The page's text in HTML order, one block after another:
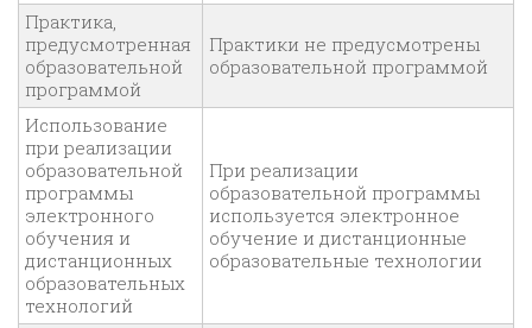
Практика,
предусмотренная
образовательной
программой
Практики не предусмотрены
образовательной программой
Использование
при реализации
образовательной
программы
электронного
обучения и
дистанционных
образовательных
технологий
При реализации
образовательной программы
используется электронное
обучение и дистанционные
образовательные технологии